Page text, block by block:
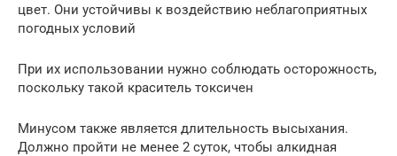
цвет. Они устойчивы к воздействию неблагоприятных
погодных условий
При их использовании нужно соблюдать осторожность,
поскольку такой краситель токсичен
Минусом также является длительность высыхания.
Должно пройти не менее 2 суток, чтобы алкидная